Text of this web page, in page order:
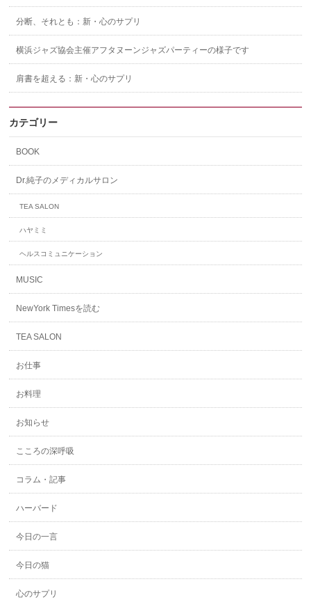
分断、それとも：新・心のサプリ
横浜ジャズ協会主催アフタヌーンジャズパーティーの様子です
肩書を超える：新・心のサプリ
カテゴリー
BOOK
Dr.純子のメディカルサロン
TEA SALON
ハヤミミ
ヘルスコミュニケーション
MUSIC
NewYork Timesを読む
TEA SALON
お仕事
お料理
お知らせ
こころの深呼吸
コラム・記事
ハーバード
今日の一言
今日の猫
心のサプリ